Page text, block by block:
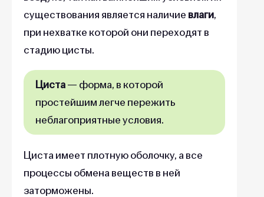
существования является наличие влаги,
при нехватке которой они переходят в
стадию цисты.
Циста— форма, в которой
простейшим легче пережить
неблагоприятные условия.
Циста имеет плотную оболочку, а все
процессы обмена веществ в ней
заторможены.